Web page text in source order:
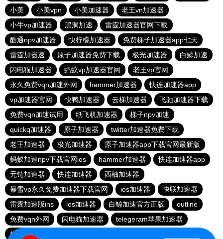
小美
小美vpn 小美加速器
老王vn加速器
小牛vp加速器
黑洞加速
雷霆加速器官网下载
酷通npv加速器
快柠檬加速器
免费梯子加速器app七天
雷霆加器速
原子加速器免费下载 极光加速器
白鲸加速
闪电猫加速器
蚂蚁vp加速器官网
老王vp官网
永久免费vqn加速外网
hammer加速器
快连加速器app
vp加速器官网
快鸭加速器 云梯加速器
飞驰加速器下载
免费vqn加速试用
纸飞机加速器
梯子npv加速
quickq加速器
原子加速器
twitter加速器免费下载
老王加速器
极光加速器
原子加速器app下载官网最新版
蚂蚁加速npv下载官网ios
hammer加速器
快连加速器app
元链加速器
快连加速器
西柚加速器
暴雪vp永久免费加速器下载官网
ios加速器
快联加速器
雷霆加速版ins
ios加速器 白鲸加速官方正版
outline
免费vqn外网
闪电猫加速器
telegeram苹果加速器
快连lets加速器